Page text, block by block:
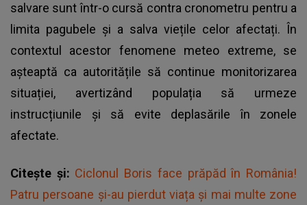
salvare sunt într-o cursă contra cronometru pentru a
limita pagubele și a salva viețile celor afectați. În
contextul acestor fenomene meteo extreme, se
așteaptă ca autoritățile să continue monitorizarea
situației, avertizând populația să urmeze
instrucțiunile și să evite deplasările în zonele
afectate.
Citește și: Ciclonul Boris face prăpăd în România!
Patru persoane și-au pierdut viața și mai multe zone